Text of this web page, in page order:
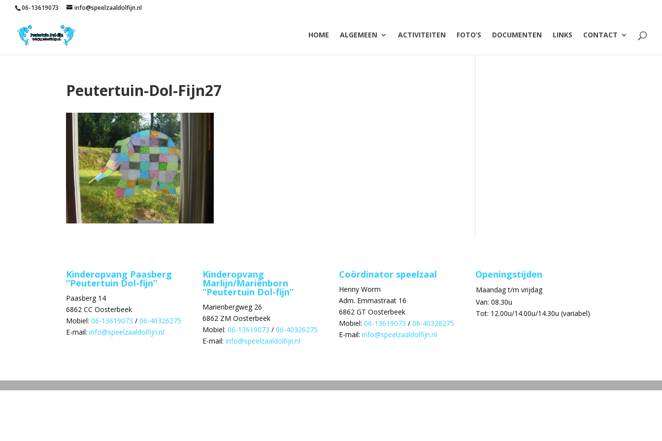
06-13619073 info@speelzaaldolfijn.nl
HOME ALGEMEEN ACTIVITEITEN FOTO’S DOCUMENTEN LINKS CONTACT
Peutertuin-Dol-Fijn27
Kinderopvang Paasberg
“Peutertuin Dol-fijn”
Paasberg 14
6862 CC Oosterbeek
Mobiel:06-13619073 /06-40326275
E-mail:info@speelzaaldolfijn.nl
Kinderopvang
Marlijn/Mariënborn
“Peutertuin Dol-fijn”
Marienbergweg 26
6862 ZM Oosterbeek
Mobiel:06-13619073 /06-40326275
E-mail:info@speelzaaldolfijn.nl
Coördinator speelzaal
Henny Worm
Adm. Emmastraat 16
6862 GT Oosterbeek
Mobiel:06-13619073 /06-40326275
E-mail:info@speelzaaldolfijn.nl
Openingstijden
Maandag t/m vrijdag
Van: 08.30u
Tot: 12.00u/14.00u/14.30u (variabel)